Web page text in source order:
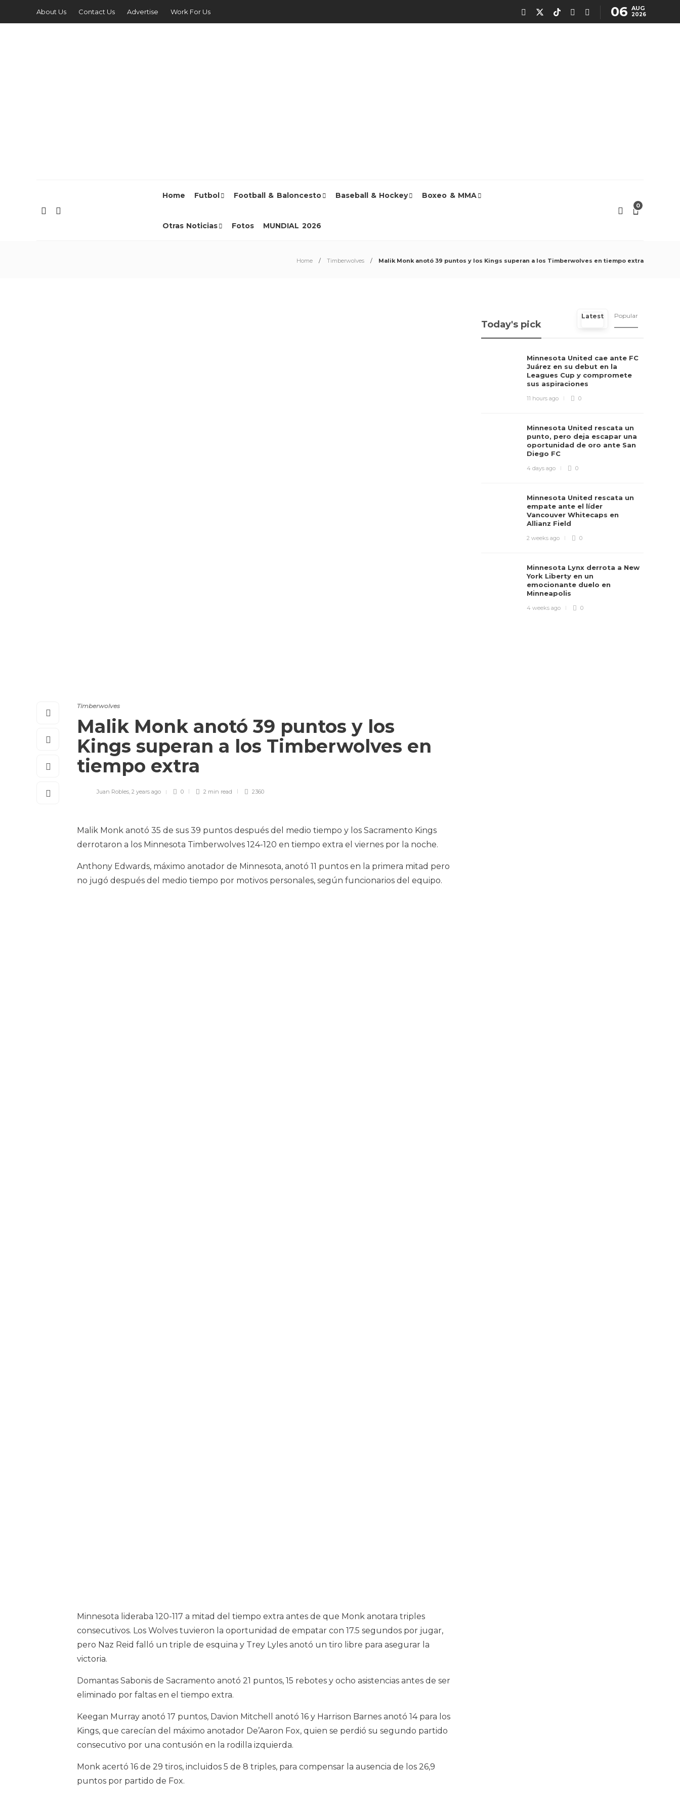
About Us Contact Us Advertise Work For Us 06 AUG
2026
Home Futbol Football & Baloncesto Baseball & Hockey Boxeo & MMA
Otras Noticias Fotos MUNDIAL 2026
0
Home Timberwolves Malik Monk anotó 39 puntos y los Kings superan a los Timberwolves en tiempo extra
Timberwolves
Malik Monk anotó 39 puntos y los
Kings superan a los Timberwolves en
tiempo extra
Juan Robles, 2 years ago 0 2 min read 2360
Malik Monk anotó 35 de sus 39 puntos después del medio tiempo y los Sacramento Kings
derrotaron a los Minnesota Timberwolves 124-120 en tiempo extra el viernes por la noche.
Anthony Edwards, máximo anotador de Minnesota, anotó 11 puntos en la primera mitad pero
no jugó después del medio tiempo por motivos personales, según funcionarios del equipo.
Minnesota lideraba 120-117 a mitad del tiempo extra antes de que Monk anotara triples
consecutivos. Los Wolves tuvieron la oportunidad de empatar con 17.5 segundos por jugar,
pero Naz Reid falló un triple de esquina y Trey Lyles anotó un tiro libre para asegurar la
victoria.
Domantas Sabonis de Sacramento anotó 21 puntos, 15 rebotes y ocho asistencias antes de ser
eliminado por faltas en el tiempo extra.
Keegan Murray anotó 17 puntos, Davion Mitchell anotó 16 y Harrison Barnes anotó 14 para los
Kings, que carecían del máximo anotador De’Aaron Fox, quien se perdió su segundo partido
consecutivo por una contusión en la rodilla izquierda.
Monk acertó 16 de 29 tiros, incluidos 5 de 8 triples, para compensar la ausencia de los 26,9
puntos por partido de Fox.
Today's pick
Latest Popular
Minnesota United cae ante FC
Juárez en su debut en la
Leagues Cup y compromete
sus aspiraciones
11 hours ago 0
Minnesota United rescata un
punto, pero deja escapar una
oportunidad de oro ante San
Diego FC
4 days ago 0
Minnesota United rescata un
empate ante el líder
Vancouver Whitecaps en
Allianz Field
2 weeks ago 0
Minnesota Lynx derrota a New
York Liberty en un
emocionante duelo en
Minneapolis
4 weeks ago 0